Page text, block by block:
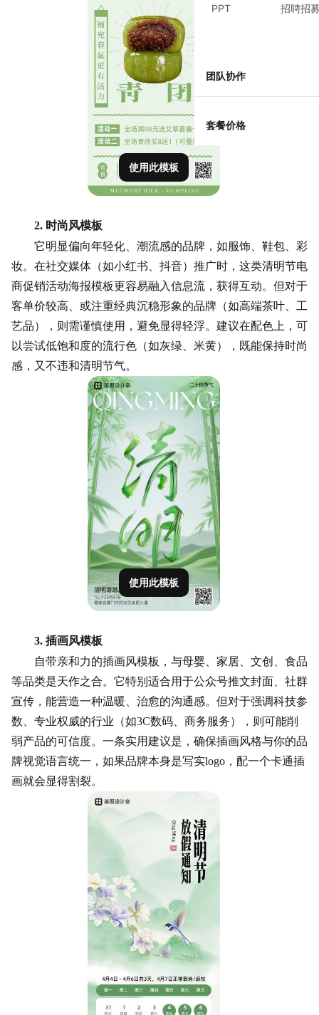
PPT 招聘招
团队协作
套餐价格
使用此模板
2. 时尚风模板
它明显偏向年轻化、潮流感的品牌，如服饰、鞋包、彩
妆。在社交媒体（如小红书、抖音）推广时，这类清明节电
商促销活动海报模板更容易融入信息流，获得互动。但对于
客单价较高、或注重经典沉稳形象的品牌（如高端茶叶、工
艺品），则需谨慎使用，避免显得轻浮。建议在配色上，可
以尝试低饱和度的流行色（如灰绿、米黄），既能保持时尚
感，又不违和清明节气。
使用此模板
3. 插画风模板
自带亲和力的插画风模板，与母婴、家居、文创、食品
等品类是天作之合。它特别适合用于公众号推文封面、社群
宣传，能营造一种温暖、治愈的沟通感。但对于强调科技参
数、专业权威的行业（如3C数码、商务服务），则可能削
弱产品的可信度。一条实用建议是，确保插画风格与你的品
牌视觉语言统一，如果品牌本身是写实logo，配一个卡通插
画就会显得割裂。